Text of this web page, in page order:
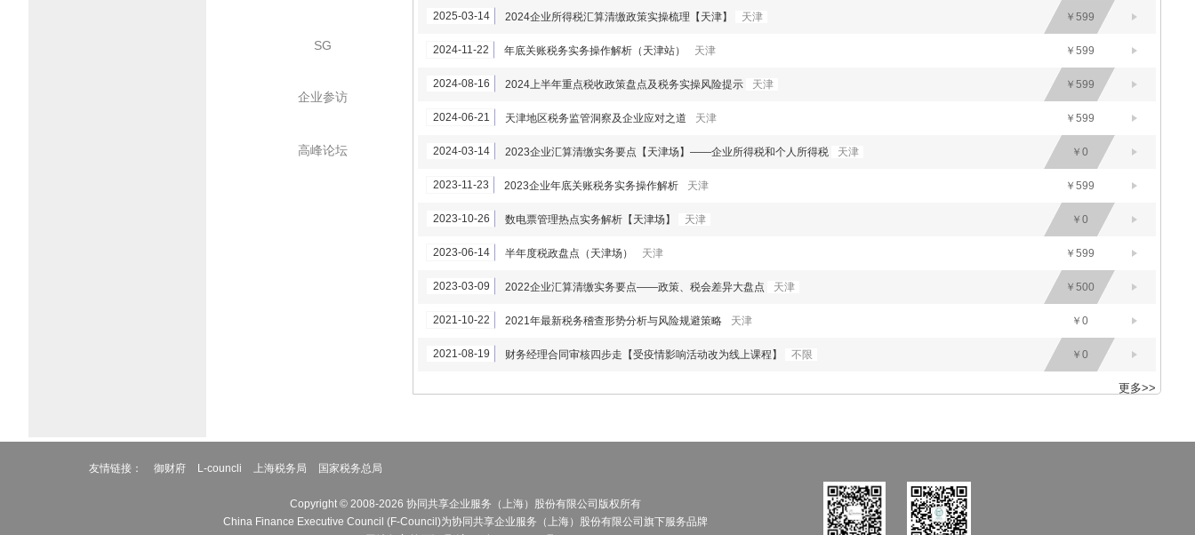
SG
企业参访
高峰论坛
2025-03-14 2024企业所得税汇算清缴政策实操梳理【天津】 天津 ￥599
2024-11-22 年底关账税务实务操作解析（天津站） 天津 ￥599
2024-08-16 2024上半年重点税收政策盘点及税务实操风险提示 天津 ￥599
2024-06-21 天津地区税务监管洞察及企业应对之道 天津 ￥599
2024-03-14 2023企业汇算清缴实务要点【天津场】——企业所得税和个人所得税 天津 ￥0
2023-11-23 2023企业年底关账税务实务操作解析 天津 ￥599
2023-10-26 数电票管理热点实务解析【天津场】 天津 ￥0
2023-06-14 半年度税政盘点（天津场） 天津 ￥599
2023-03-09 2022企业汇算清缴实务要点——政策、税会差异大盘点 天津 ￥500
2021-10-22 2021年最新税务稽查形势分析与风险规避策略 天津 ￥0
2021-08-19 财务经理合同审核四步走【受疫情影响活动改为线上课程】 不限 ￥0
更多>>
友情链接： 御财府 L-councli 上海税务局 国家税务总局
Copyright © 2008-2026 协同共享企业服务（上海）股份有限公司版权所有
China Finance Executive Council (F-Council)为协同共享企业服务（上海）股份有限公司旗下服务品牌